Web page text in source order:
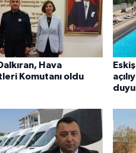
Hava
Komutanı oldu